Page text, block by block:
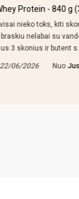
Protein - 840 g
nieko toks, kiti
nelabai su
3 skonius ir butent
22/06/2026 Nuo